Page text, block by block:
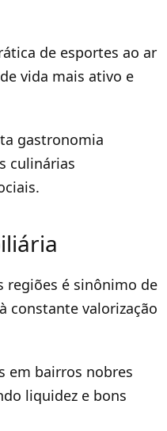
de esportes ao ar
vida mais ativo e
gastronomia
culinárias
regiões é sinônimo de
constante valorização
em bairros nobres
liquidez e bons